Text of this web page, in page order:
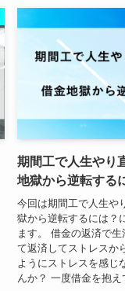
期間工で人生やり
地獄から逆転する
今回は期間工で人生や
獄から逆転するには？
ます。 借金の返済で
て返済してストレスか
ようにストレスを感じ
んか？ 一度借金を抱